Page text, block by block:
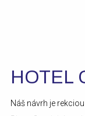
HOTEL
Náš návrh je